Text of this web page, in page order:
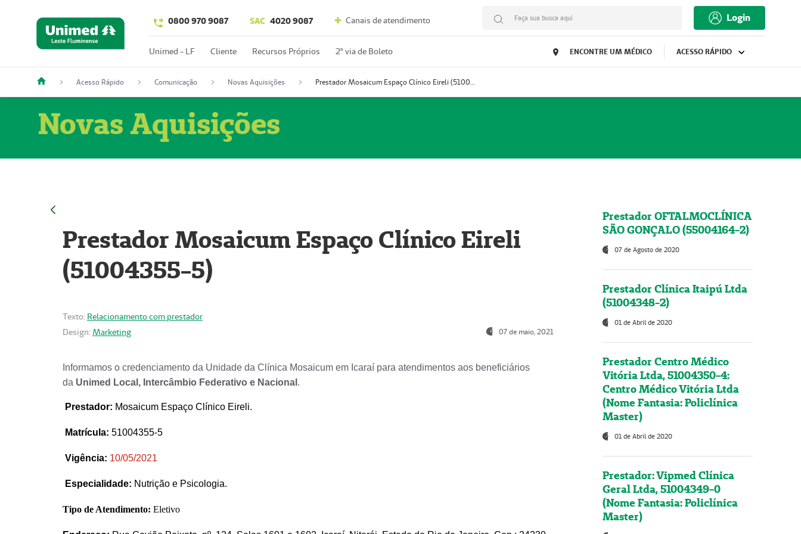
0800 970 9087 SAC 4020 9087 Canais de atendimento Faça sua busca aqui Login
Unimed - LF Cliente Recursos Próprios 2º via de Boleto ENCONTRE UM MÉDICO ACESSO RÁPIDO
Acesso Rápido Comunicação Novas Aquisições Prestador Mosaicum Espaço Clínico Eireli (51004355-5)
Novas Aquisições
Prestador Mosaicum Espaço Clínico Eireli
(51004355-5)
Texto: Relacionamento com prestador
Design: Marketing 07 de maio, 2021
Informamos o credenciamento da Unidade da Clínica Mosaicum em Icaraí para atendimentos aos beneficiários
da Unimed Local, Intercâmbio Federativo e Nacional .
Prestador: Mosaicum Espaço Clínico Eireli.
Matrícula: 51004355-5
Vigência: 10/05/2021
Especialidade: Nutrição e Psicologia.
Tipo de Atendimento: Eletivo
Prestador OFTALMOCLÍNICA
SÃO GONÇALO (55004164-2)
07 de Agosto de 2020
Prestador Clínica Itaipú Ltda
(51004348-2)
01 de Abril de 2020
Prestador Centro Médico
Vitória Ltda, 51004350-4:
Centro Médico Vitória Ltda
(Nome Fantasia: Policlínica
Master)
01 de Abril de 2020
Prestador: Vipmed Clínica
Geral Ltda, 51004349-0
(Nome Fantasia: Policlínica
Master)